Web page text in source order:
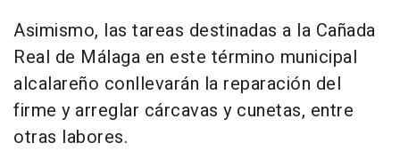
Asimismo, las tareas destinadas a la Cañada
Real de Málaga en este término municipal
alcalareño conllevarán la reparación del
firme y arreglar cárcavas y cunetas, entre
otras labores.